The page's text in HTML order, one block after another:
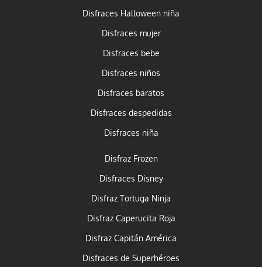
Disfraces Halloween niña
Disfraces mujer
Disfraces bebe
Disfraces niños
Disfraces baratos
Disfraces despedidas
Disfraces niña
Disfraz Frozen
Disfraces Disney
Disfraz Tortuga Ninja
Disfraz Caperucita Roja
Disfraz Capitán América
Disfraces de Superhéroes